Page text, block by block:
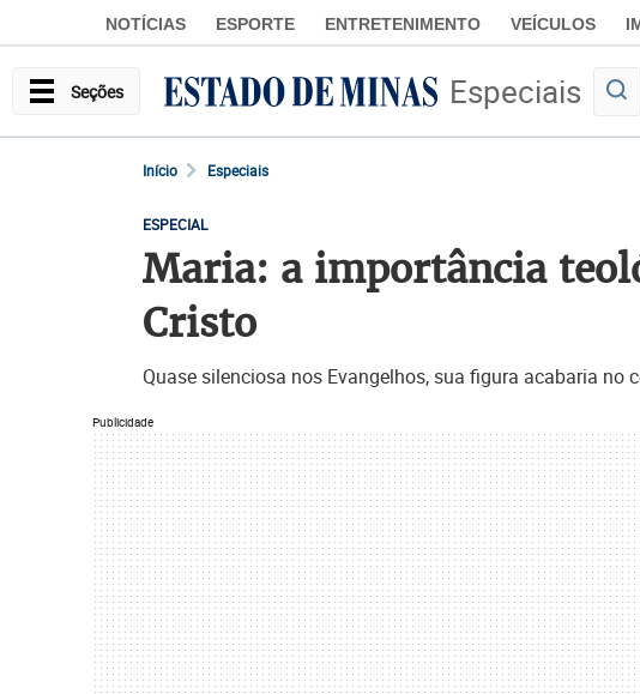
NOTÍCIAS ESPORTE ENTRETENIMENTO VEÍCULOS
Seções Especiais
Início Especiais
ESPECIAL
Maria: a importância
Cristo
Quase silenciosa nos Evangelhos, sua figura acabaria
Publicidade